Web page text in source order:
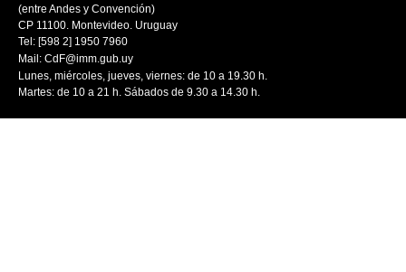
(entre Andes y Convención)
CP 11100. Montevideo. Uruguay
Tel: [598 2] 1950 7960
Mail: CdF@imm.gub.uy
Lunes, miércoles, jueves, viernes: de 10 a 19.30 h.
Martes: de 10 a 21 h. Sábados de 9.30 a 14.30 h.